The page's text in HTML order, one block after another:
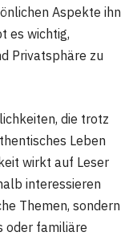
Aspekte ihn
es wichtig,
Privatsphäre zu
die trotz
Leben
wirkt auf Leser
interessieren
Themen, sondern
oder familiäre